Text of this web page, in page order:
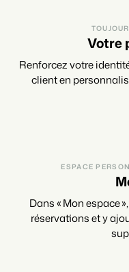
Votre
Renforcez votre
client en
ESPACE
Dans « Mon espace
réservations et y